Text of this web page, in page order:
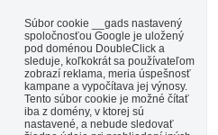
Súbor cookie __gads nastavený
spoločnosťou Google je uložený
pod doménou DoubleClick a
sleduje, koľkokrát sa používateľom
zobrazí reklama, meria úspešnosť
kampane a vypočítava jej výnosy.
Tento súbor cookie je možné čítať
iba z domény, v ktorej sú
nastavené, a nebude sledovať